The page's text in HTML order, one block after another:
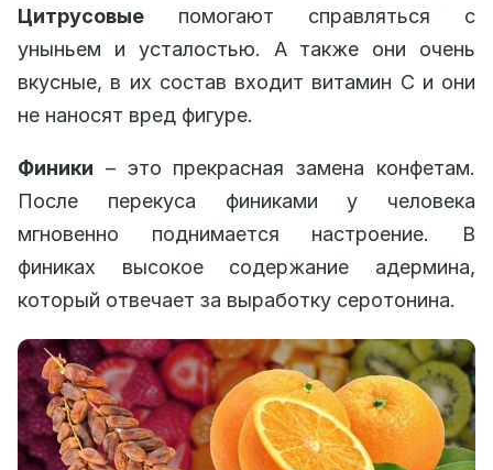
Цитрусовые помогают справляться с
уныньем и усталостью. А также они очень
вкусные, в их состав входит витамин C и они
не наносят вред фигуре.
Финики – это прекрасная замена конфетам.
После перекуса финиками у человека
мгновенно поднимается настроение. В
финиках высокое содержание адермина,
который отвечает за выработку серотонина.